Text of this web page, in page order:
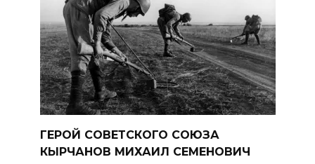
ГЕРОЙ СОВЕТСКОГО СОЮЗА
КЫРЧАНОВ МИХАИЛ СЕМЕНОВИЧ